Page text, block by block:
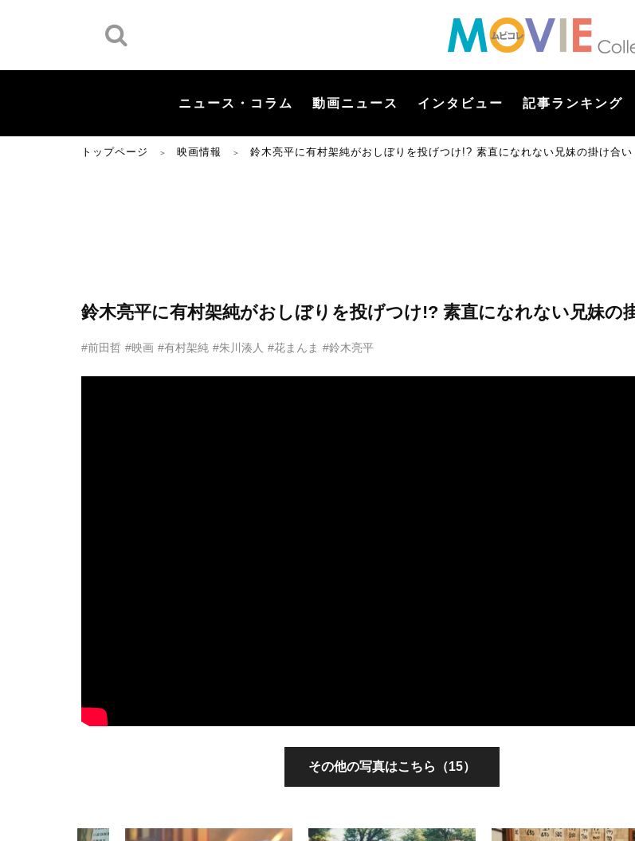
ニュース・コラム 動画ニュース インタビュー 記事ランキング
トップページ ＞ 映画情報 ＞ 鈴木亮平に有村架純がおしぼりを投げつけ!? 素直になれない兄妹の掛け合い
鈴木亮平に有村架純がおしぼりを投げつけ!? 素直になれない兄妹の
#前田哲 #映画 #有村架純 #朱川湊人 #花まんま #鈴木亮平
その他の写真はこちら（15）